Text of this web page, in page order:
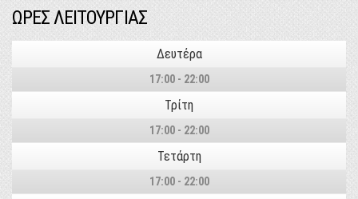
ΩΡΕΣ ΛΕΙΤΟΥΡΓΙΑΣ
Δευτέρα
17:00 - 22:00
Τρίτη
17:00 - 22:00
Τετάρτη
17:00 - 22:00